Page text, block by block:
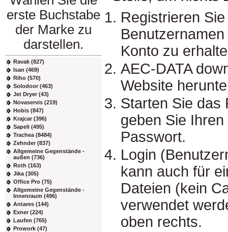
erste Buchstabe
der Marke zu
darstellen.
Ravak (827)
Isan (469)
Riho (570)
Solodoor (463)
Jet Dryer (43)
Novaservis (219)
Hobis (847)
Krajcar (396)
Sapeli (495)
Trachea (8484)
Zehnder (837)
Allgemeine Gegenstände -
außen (736)
Roth (163)
Jika (305)
Office Pro (75)
Allgemeine Gegenstände -
Innenraum (496)
Antares (144)
Exner (224)
Laufen (765)
Prowork (47)
Registrieren
Konto zu
AEC-DATA
Website
Starten Sie das
geben Sie
Passwort.
Login
kann auch für
Dateien (kein
verwendet
oben rechts.